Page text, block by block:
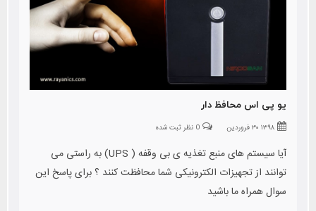
یو پی اس محافظ دار
۱۳۹۸ ۳۰ فروردین 0 نظر ثبت شده
آیا سیستم های منبع تغذیه ی بی وقفه ( UPS) به راستی می
توانند از تجهیزات الکترونیکی شما محافظت کنند ؟ برای پاسخ این
سوال همراه ما باشید